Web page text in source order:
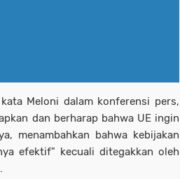
Meloni dalam konferensi pers,
dan berharap bahwa UE ingin
menambahkan bahwa kebijakan
efektif" kecuali ditegakkan oleh